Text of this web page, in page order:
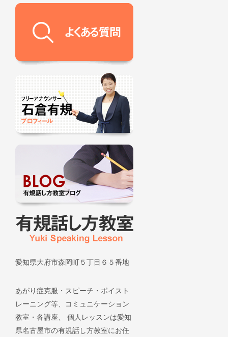
愛知県大府市森岡町５丁目６５番地
あがり症克服・スピーチ・ボイスト
レーニング等、コミュニケーション
教室・各講座、 個人レッスンは愛知
県名古屋市の有規話し方教室にお任